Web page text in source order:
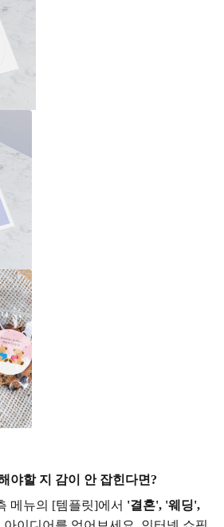
야할 지 감이 안 잡힌다면?
메뉴의 [템플릿]에서 '결혼', '웨딩',